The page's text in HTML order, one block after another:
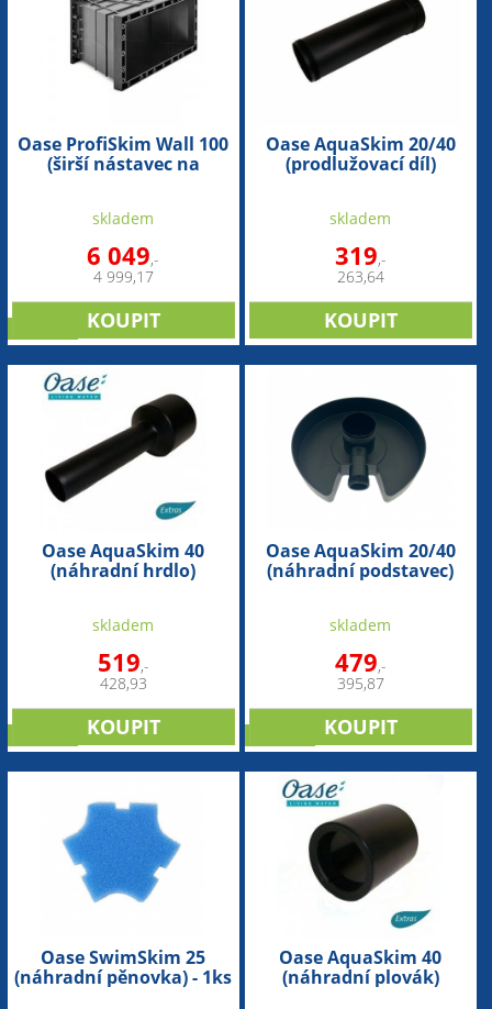
Oase ProfiSkim Wall 100
(širší nástavec na
skladem
6 049,-
4 999,17
Oase AquaSkim 20/40
(prodlužovací díl)
skladem
319,-
263,64
Oase AquaSkim 40
(náhradní hrdlo)
skladem
519,-
428,93
Oase AquaSkim 20/40
(náhradní podstavec)
skladem
479,-
395,87
Oase SwimSkim 25
(náhradní pěnovka) - 1ks
Oase AquaSkim 40
(náhradní plovák)